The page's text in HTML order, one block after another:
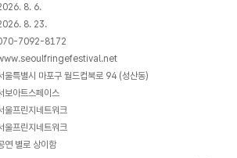
, 미진플로어by황춘엔터테인먼트,
오 마스 MAS, 온수공간, 유영공간, 팔걸이, 플랫폼 달
품 발표 / 연극, 무용, 음악, 퍼포먼스, 영상,
팀의 작품
람, 무료부터 70,000원까지 예술가가 직접 정한
8. 6.
8. 23.
7092-8172
울특별시 마포구 월드컵북로 94 (성산동)
보아트스페이스
울프린지네트워크
울프린지네트워크
연 별로 상이함